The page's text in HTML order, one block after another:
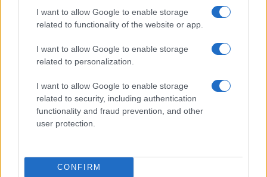
I want to allow Google to enable storage
related to functionality of the website or app.
I want to allow Google to enable storage
related to personalization.
I want to allow Google to enable storage
related to security, including authentication
functionality and fraud prevention, and other
user protection.
CONFIRM
Lago d’Iseo in moto: itinerario tra borghi, vigneti e
pareti rocciose
strategie per l’esodo estivo
chiuso
Evitare il sold out nelle gite di un giorno: strategie